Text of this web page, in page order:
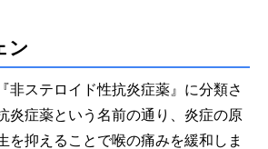
ン
非ステロイド性抗炎症薬』に分類さ
炎症薬という名前の通り、炎症の原
を抑えることで喉の痛みを緩和しま